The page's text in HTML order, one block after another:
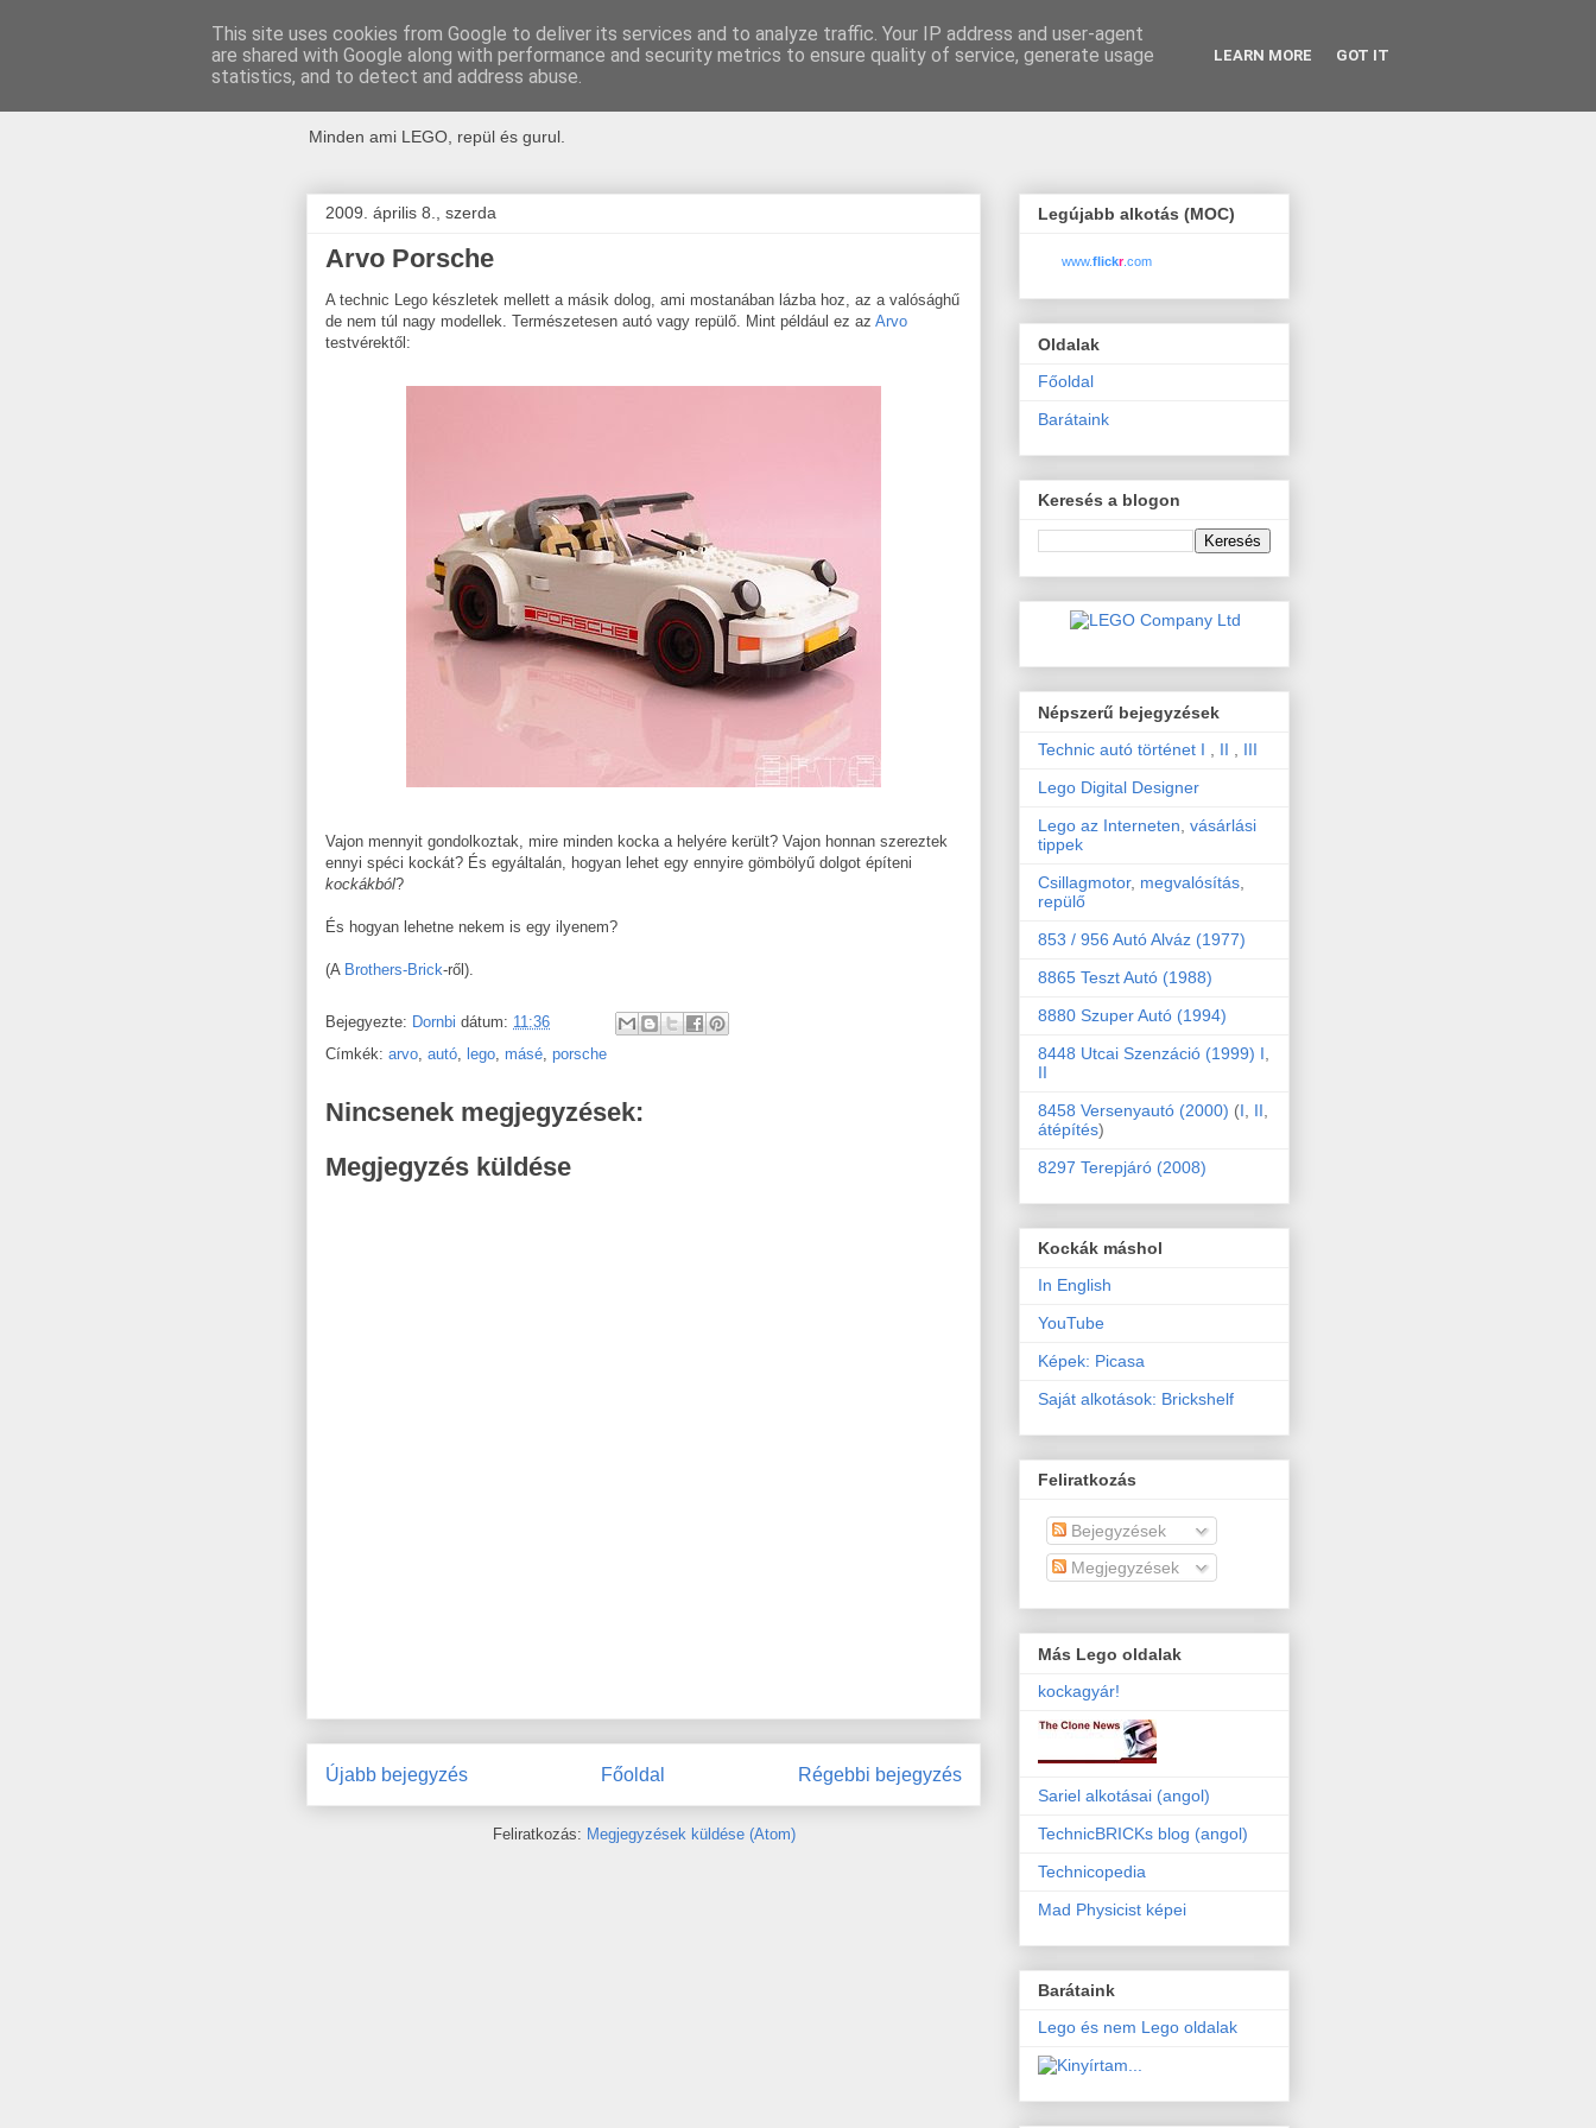
kockak.hu
Minden ami LEGO, repül és gurul.
2009. április 8., szerda
Arvo Porsche
A technic Lego készletek mellett a másik dolog, ami mostanában lázba hoz, az a valósághű
de nem túl nagy modellek. Természetesen autó vagy repülő. Mint például ez az Arvo
testvérektől:
Vajon mennyit gondolkoztak, mire minden kocka a helyére került? Vajon honnan szereztek
ennyi spéci kockát? És egyáltalán, hogyan lehet egy ennyire gömbölyű dolgot építeni
kockákból?
És hogyan lehetne nekem is egy ilyenem?
(A Brothers-Brick-ről).
Bejegyezte: Dornbi dátum: 11:36
Címkék: arvo, autó, lego, másé, porsche
Nincsenek megjegyzések:
Megjegyzés küldése
Újabb bejegyzés Régebbi bejegyzés
Főoldal
Feliratkozás: Megjegyzések küldése (Atom)
Legújabb alkotás (MOC)
www.flickr.com
Oldalak
Főoldal
Barátaink
Keresés a blogon
Népszerű bejegyzések
Technic autó történet I
II
III
Lego Digital Designer
Lego az Interneten vásárlási
tippek
Csillagmotor, megvalósítás
repülő
853 / 956 Autó Alváz (1977)
8865 Teszt Autó (1988)
8880 Szuper Autó (1994)
8448 Utcai Szenzáció (1999) I
II
8458 Versenyautó (2000) (I II
átépítés)
8297 Terepjáró (2008)
Kockák máshol
In English
YouTube
Képek: Picasa
Saját alkotások: Brickshelf
Feliratkozás
Bejegyzések
Megjegyzések
Más Lego oldalak
kockagyár!
Sariel alkotásai (angol)
TechnicBRICKs blog (angol)
Technicopedia
Mad Physicist képei
Barátaink
Lego és nem Lego oldalak
This site uses cookies from Google to deliver its services and to analyze traffic. Your IP address and user-agent
are shared with Google along with performance and security metrics to ensure quality of service, generate usage
statistics, and to detect and address abuse.
LEARN MORE GOT IT